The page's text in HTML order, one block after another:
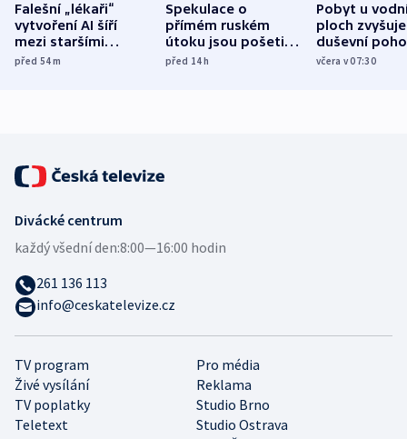
Falešní „lékaři“
vytvoření AI šíří
mezi staršími
Poláky nebezpečné
před 54m
Spekulace o
přímém ruském
útoku jsou pošetilé,
míní estonský
před 14h
Pobyt u
ploch zvyšuje
duševní
ukázala
včera v 07:30
TV program
Pro média
Živé vysílání
Reklama
TV poplatky
Studio Brno
Teletext
Studio Ostrava
Divácké centrum
každý všední den:8:00—16:00 hodin
261 136 113
info@ceskatelevize.cz